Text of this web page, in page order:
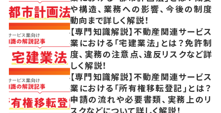
や構造、業務への影響、今後の制度
動向まで詳しく解説！
【専門知識解説】不動産関連サービス
業における「宅建業法」とは？免許制
度、実務の注意点、違反リスクなど詳
しく解説！
【専門知識解説】不動産関連サービス
業における「所有権移転登記」とは？
申請の流れや必要書類、実務上のリ